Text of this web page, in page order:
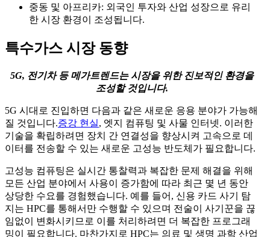
중동 및 아프리카: 외국인 투자와 산업 성장으로 유리
한 시장 환경이 조성됩니다.
특수가스 시장 동향
5G, 전기차 등 메가트렌드는 시장을 위한 진보적인 환경을
조성할 것입니다.
5G 시대로 진입하면 다음과 같은 새로운 응용 분야가 가능해
질 것입니다.증강 현실, 엣지 컴퓨팅 및 사물 인터넷. 이러한
기술을 확립하려면 장치 간 연결성을 향상시켜 고속으로 데
이터를 전송할 수 있는 새로운 고성능 반도체가 필요합니다.
고성능 컴퓨팅은 실시간 통찰력과 복잡한 문제 해결을 위해
모든 산업 분야에서 사용이 증가함에 따라 최근 몇 년 동안
상당한 수요를 경험했습니다. 예를 들어, 신용 카드 사기 탐
지는 HPC를 통해서만 수행할 수 있으며 전술이 사기꾼을 끊
임없이 변화시키므로 이를 처리하려면 더 복잡한 프로그래
밍이 필요합니다. 마찬가지로 HPC는 의료 및 생명 과학 산업